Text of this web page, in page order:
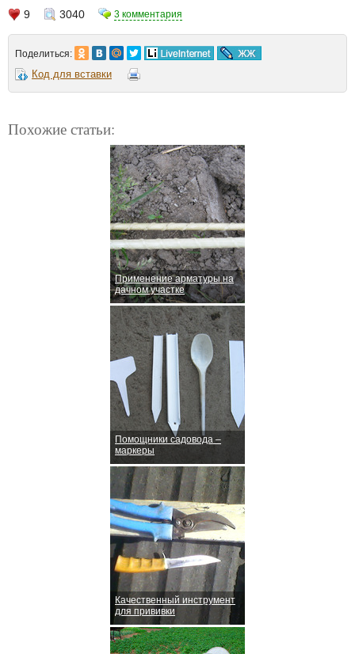
9 3040 3 комментария
Поделиться:
Код для вставки
Похожие статьи:
Применение арматуры на
дачном участке
Помощники садовода –
маркеры
Качественный инструмент
для прививки